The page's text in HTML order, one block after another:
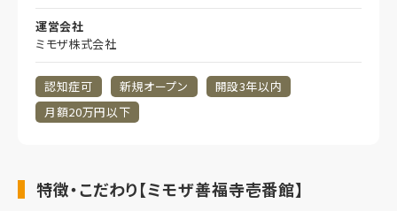
運営会社
ミモザ株式会社
認知症可 新規オープン
開設3年以内
月額20万円以下
特徴・こだわり【ミモザ善福寺壱番館】